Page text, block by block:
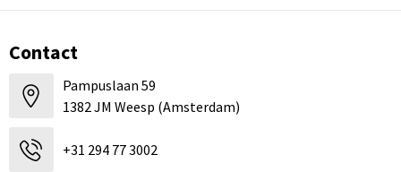
Contact
Pampuslaan 59
1382 JM Weesp (Amsterdam)
+31 294 77 3002